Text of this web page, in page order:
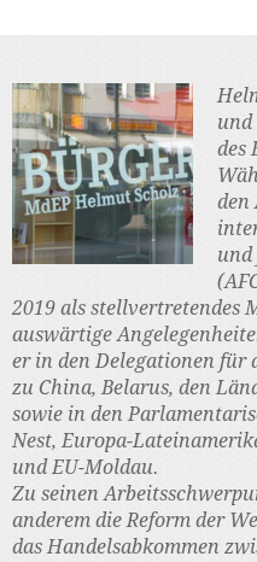
und
des
den
2019 als stellvertretendes
auswärtige
er in den Delegationen für
zu China, Belarus, den
sowie in den
Nest, Europa-
und EU-Moldau.
Zu seinen
anderem die Reform der
das Handelsabkommen